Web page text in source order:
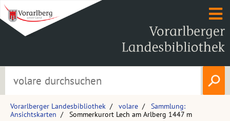
Vorarlberger Landesbibliothek volare
Sammlung:
Ansichtskarten
Sommerkurort Lech am Arlberg 1447 m